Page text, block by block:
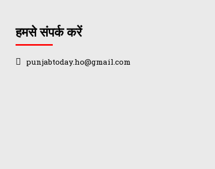
हमसे संपर्क करें
punjabtoday.ho@gmail.com